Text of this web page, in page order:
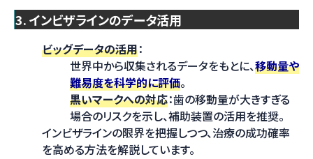
3. インビザラインのデータ活用
ビッグデータの活用：
世界中から収集されるデータをもとに、移動量や
難易度を科学的に評価。
黒いマークへの対応：歯の移動量が大きすぎる
場合のリスクを示し、補助装置の活用を推奨。
インビザラインの限界を把握しつつ、治療の成功確率
を高める方法を解説しています。